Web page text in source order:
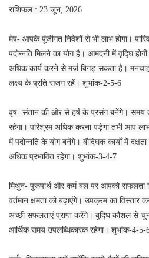
राशिफल : 23 जून, 2026
मेष- आपके पूंजीगत निवेशों से भी लाभ होगा।
पदोन्नति मिलने का योग है। आमदनी में वृद्घि
अधिक कार्य करने से मर्ज बिगड़ सकता है।
लक्ष्य के प्रति सजग रहें। शुभांक-2-5-6
वृष- संतान की ओर से हर्ष के प्रसंग बनेंगे। समय
रहेगा। परिश्रम अधिक करना पड़ेगा तभी आप
में पदोन्नति के योग बनेंगे। बौद्घिक कार्यों में
अधिक प्रभावित रहेगा। शुभांक-3-4-7
मिथुन- पुरूषार्थ और कर्म बल पर आपको सफलता
वर्तमान क्षमता को बढ़ाएंगे। उपक्रम का
अच्छी सफलताएं प्राप्त करेंगे। बुद्घि कौशल से
आर्थिक समय उपलब्धिकारक रहेगा। शुभांक-4-5-